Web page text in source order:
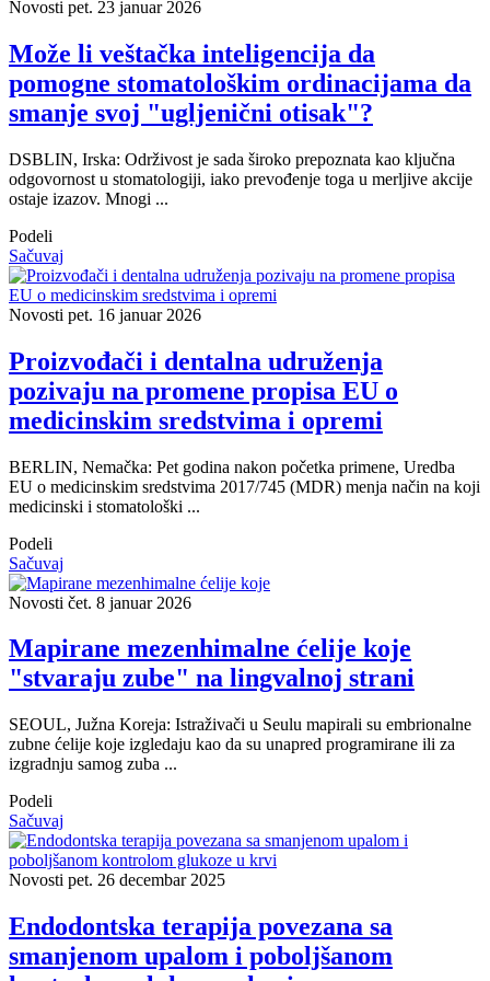
Novosti pet. 23 januar 2026
Može li veštačka inteligencija da
pomogne stomatološkim ordinacijama da
smanje svoj "ugljenični otisak"?
DSBLIN, Irska: Održivost je sada široko prepoznata kao ključna
odgovornost u stomatologiji, iako prevođenje toga u merljive akcije
ostaje izazov. Mnogi ...
Podeli
Sačuvaj
Novosti pet. 16 januar 2026
Proizvođači i dentalna udruženja
pozivaju na promene propisa EU o
medicinskim sredstvima i opremi
BERLIN, Nemačka: Pet godina nakon početka primene, Uredba
EU o medicinskim sredstvima 2017/745 (MDR) menja način na koji
medicinski i stomatološki ...
Podeli
Sačuvaj
Novosti čet. 8 januar 2026
Mapirane mezenhimalne ćelije koje
"stvaraju zube" na lingvalnoj strani
SEOUL, Južna Koreja: Istraživači u Seulu mapirali su embrionalne
zubne ćelije koje izgledaju kao da su unapred programirane ili za
izgradnju samog zuba ...
Podeli
Sačuvaj
Novosti pet. 26 decembar 2025
Endodontska terapija povezana sa
smanjenom upalom i poboljšanom